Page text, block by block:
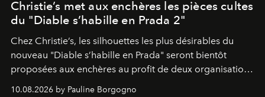
Christie’s met aux enchères les pièces cultes
du "Diable s’habille en Prada 2"
Chez Christie’s, les silhouettes les plus désirables du
nouveau "Diable s’habille en Prada" seront bientôt
proposées aux enchères au profit de deux organisations
engagées pour la presse et la mode.
10.08.2026 by Pauline Borgogno